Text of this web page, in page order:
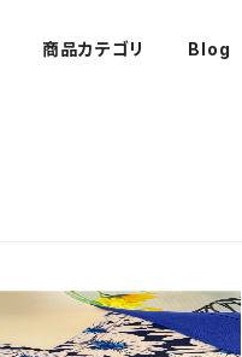
商品カテゴリ Blog